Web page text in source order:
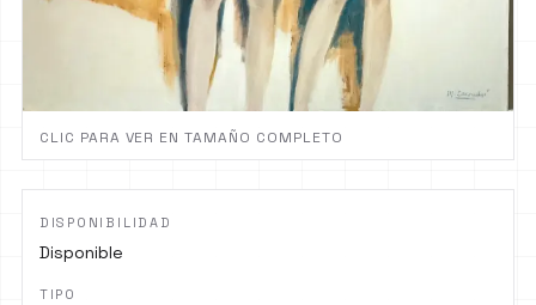
CLIC PARA VER EN TAMAÑO COMPLETO
DISPONIBILIDAD
Disponible
TIPO